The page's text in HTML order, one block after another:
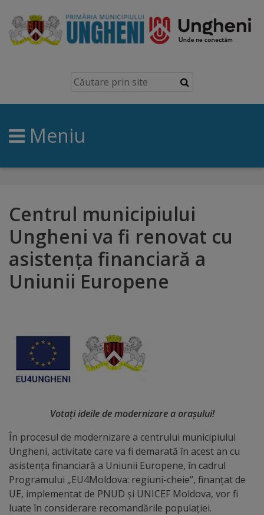
Ungheni
Prezentare
generală
Simbolurile
brand
Orașe
înfrățite
Distincții
de
onoare
ai
titlului
„Merite
pentru
Ungheni”
Meniu
Centrul municipiului
Ungheni va fi renovat cu
asistența financiară a
Uniunii Europene
Votați ideile de modernizare a orașului!
În procesul de modernizare a centrului municipiului
Ungheni, activitate care va fi demarată în acest an cu
asistența financiară a Uniunii Europene, în cadrul
Programului „EU4Moldova: regiuni-cheie”, finanțat de
UE, implementat de PNUD și UNICEF Moldova, vor fi
luate în considerare recomandările populației.